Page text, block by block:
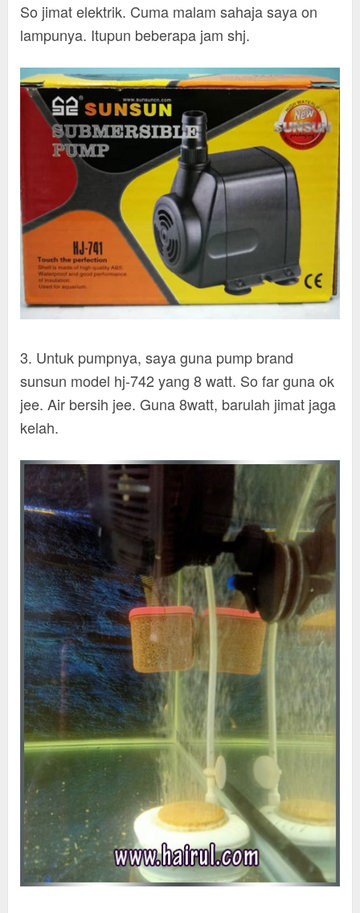
So jimat elektrik. Cuma malam sahaja saya on
lampunya. Itupun beberapa jam shj.
3. Untuk pumpnya, saya guna pump brand
sunsun model hj-742 yang 8 watt. So far guna ok
jee. Air bersih jee. Guna 8watt, barulah jimat jaga
kelah.